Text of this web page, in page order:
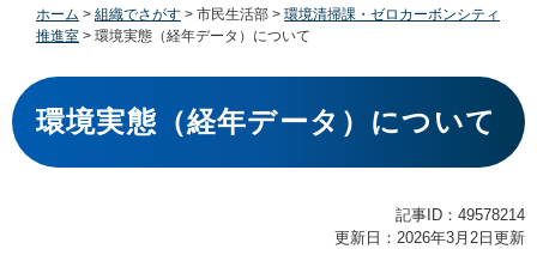
ホーム > 組織でさがす > 市民生活部 > 環境清掃課・ゼロカーボンシティ
推進室 > 環境実態（経年データ）について
本
文
環境実態（経年データ）について
記事ID：49578214
更新日：2026年3月2日更新